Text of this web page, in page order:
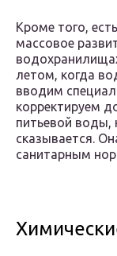
Кроме того,
массовое
летом, когда
вводим
корректируем
питьевой воды,
сказывается.
санитарным